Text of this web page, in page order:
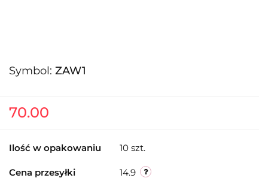
Symbol: ZAW1
70.00
Ilość w opakowaniu 10 szt.
Cena przesyłki 14.9